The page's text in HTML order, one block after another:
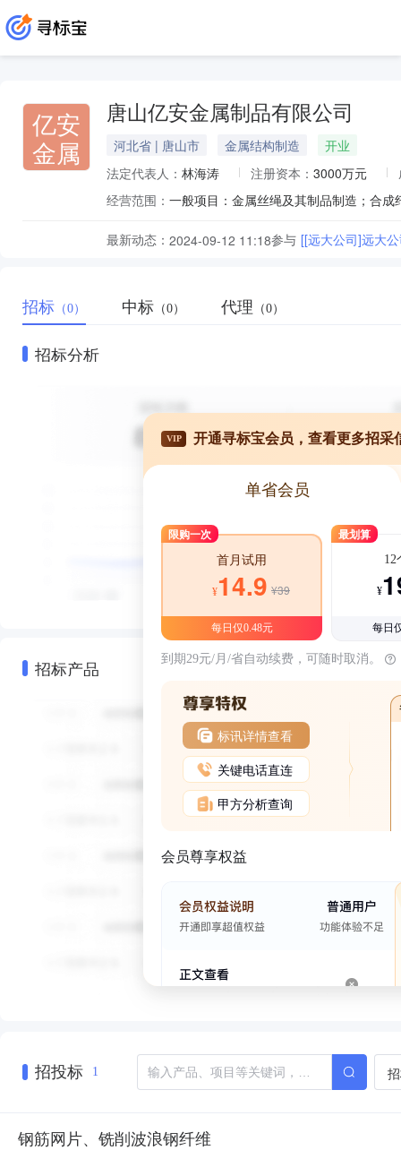
亿安
金属
唐山亿安金属制品有限公司
河北省 | 唐山市 金属结构制造
开业
法定代表人： 林海涛 注册资本： 3000万元
经营范围：
最新动态： 2024-09-12 11:18参与 [[远大公司]远大
招标 （0） 中标 （0） 代理 （0）
招标分析
招标产品
VIP 开通寻标宝会员，查看更多招采
单省会员
限购一次
首月试用
¥14.9 ¥39
每日仅0.48元
最划算
12
¥
每日
到期29元/月/省自动续费，可随时取消。
标讯详情查看
关键电话直连
甲方分析查询
会员尊享权益
招投标 1
钢筋网片、铣削波浪钢纤维